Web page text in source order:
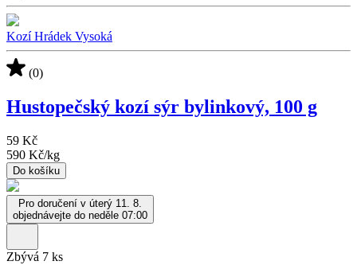
Kozí Hrádek Vysoká
(0)
Hustopečský kozí sýr bylinkový, 100 g
59 Kč
590 Kč/kg
Do košíku
Pro doručení v úterý 11. 8.
objednávejte do neděle 07:00
Zbývá 7 ks